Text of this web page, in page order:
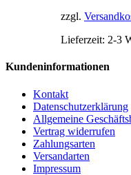
zzgl.
Lieferzeit: 2-3
Kundeninformationen
Kontakt
Datenschutzerklärung
Allgemeine
Vertrag widerrufen
Zahlungsarten
Versandarten
Impressum